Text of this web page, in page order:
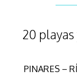
20
PINARES –